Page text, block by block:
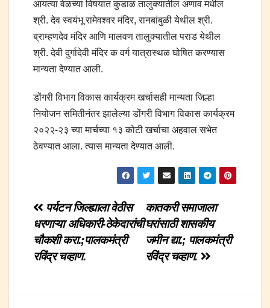
आयत्या वेळच्या विषयात कुडाळ तालुक्यातील अणाव मधील
श्री. देव स्वयंभू रामेवश्वर मंदिर, रानबांबुळी येथील श्री.
ब्राम्हणदेव मंदिर आणि मालवण तालुक्यातील पराड येथील
श्री. देवी दुर्गादेवी मंदिर क वर्ग यात्रास्थळ घोषित करण्यास
मान्यता देण्यात आली.
डोंगरी विभाग विकास कार्यक्रम खर्चासही मान्यता जिल्हा
नियोजन समितीनंतर झालेल्या डोंगरी विभाग विकास कार्यक्रम
२०२२-२३ च्या मार्चच्या १३ कोटी खर्चाचा अहवाल सभेत
ठेवण्यात आला. त्यास मान्यता देण्यात आली.
Post
navigation
कातकरी समाजाला
घरांसाठी शासकीय
जमीन द्या.; पालकमंत्री
रविंद्र चव्हाण.
पर्यटन जिल्ह्याला वेठीस
धरणाऱ्या अधिकारी-ठेकेदारांची
चौकशी करा.;पालकमंत्री
रविंद्र चव्हाण.